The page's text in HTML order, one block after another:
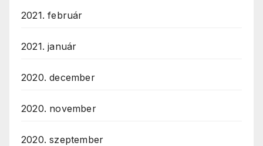
2021. február
2021. január
2020. december
2020. november
2020. szeptember